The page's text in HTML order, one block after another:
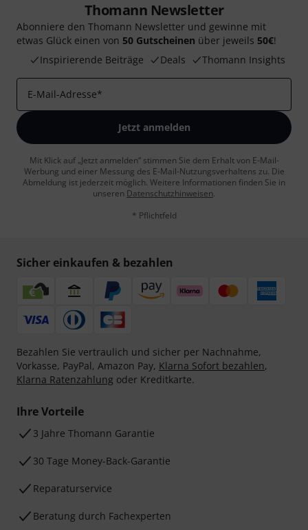
Thomann Newsletter
Abonniere den Thomann Newsletter und gewinne mit
etwas Glück einen von 50 Gutscheinen über jeweils 50€!
Inspirierende Beiträge
Deals Thomann Insights
E-Mail-Adresse*
Jetzt anmelden
Mit Klick auf „Jetzt anmelden“ stimmen Sie dem Erhalt von E-Mail-
Werbung und einer Messung des E-Mail-Nutzungsverhaltens zu. Die
Abmeldung ist jederzeit möglich. Weitere Informationen finden Sie in
unseren Datenschutzhinweisen.
* Pflichtfeld
Sicher einkaufen & bezahlen
Bezahlen Sie vertraulich und sicher per Nachnahme,
Vorkasse, PayPal, Amazon Pay, Klarna Sofort bezahlen,
Klarna Ratenzahlung oder Kreditkarte.
Ihre Vorteile
3 Jahre Thomann Garantie
30 Tage Money-Back-Garantie
Reparaturservice
Beratung durch Fachexperten